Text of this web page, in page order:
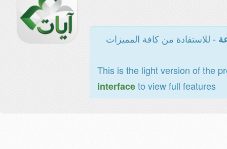
- للاستفادة من كافة المميزات
This is the light version of the
interfaceto view full features